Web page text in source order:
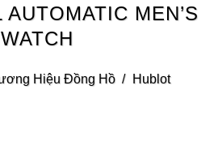
MEN’S
WATCH
Hiệu Đồng Hồ / Hublot